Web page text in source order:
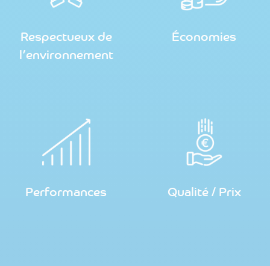
Respectueux de
l’environnement
Économies
Performances Qualité / Prix